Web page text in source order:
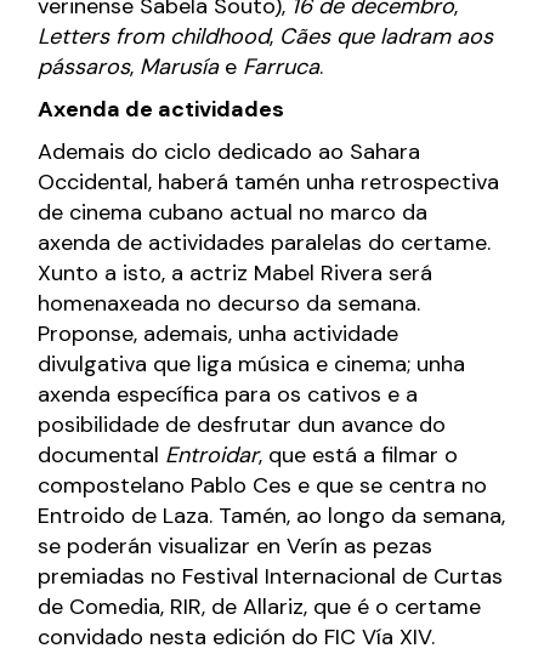
verinense Sabela Souto), 16 de decembro,
Letters from childhood, Cães que ladram aos
pássaros, Marusíae Farruca.
Axenda de actividades
Ademais do ciclo dedicado ao Sahara
Occidental, haberá tamén unha retrospectiva
de cinema cubano actual no marco da
axenda de actividades paralelas do certame.
Xunto a isto, a actriz Mabel Rivera será
homenaxeada no decurso da semana.
Proponse, ademais, unha actividade
divulgativa que liga música e cinema; unha
axenda específica para os cativos e a
posibilidade de desfrutar dun avance do
documental Entroidar, que está a filmar o
compostelano Pablo Ces e que se centra no
Entroido de Laza. Tamén, ao longo da semana,
se poderán visualizar en Verín as pezas
premiadas no Festival Internacional de Curtas
de Comedia, RIR, de Allariz, que é o certame
convidado nesta edición do FIC Vía XIV.